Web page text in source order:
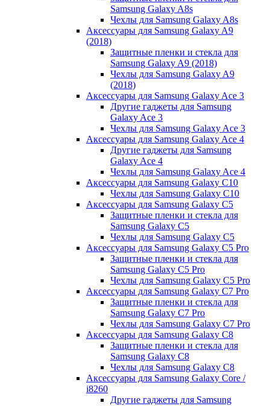
Samsung Galaxy A8s
Чехлы для Samsung Galaxy A8s
Аксессуары для Samsung Galaxy A9
(2018)
Защитные пленки и стекла для
Samsung Galaxy A9 (2018)
Чехлы для Samsung Galaxy A9
(2018)
Аксессуары для Samsung Galaxy Ace 3
Другие гаджеты для Samsung
Galaxy Ace 3
Чехлы для Samsung Galaxy Ace 3
Аксессуары для Samsung Galaxy Ace 4
Другие гаджеты для Samsung
Galaxy Ace 4
Чехлы для Samsung Galaxy Ace 4
Аксессуары для Samsung Galaxy C10
Чехлы для Samsung Galaxy C10
Аксессуары для Samsung Galaxy C5
Защитные пленки и стекла для
Samsung Galaxy C5
Чехлы для Samsung Galaxy C5
Аксессуары для Samsung Galaxy C5 Pro
Защитные пленки и стекла для
Samsung Galaxy C5 Pro
Чехлы для Samsung Galaxy C5 Pro
Аксессуары для Samsung Galaxy C7 Pro
Защитные пленки и стекла для
Samsung Galaxy C7 Pro
Чехлы для Samsung Galaxy C7 Pro
Аксессуары для Samsung Galaxy C8
Защитные пленки и стекла для
Samsung Galaxy C8
Чехлы для Samsung Galaxy C8
Аксессуары для Samsung Galaxy Core /
i8260
Другие гаджеты для Samsung